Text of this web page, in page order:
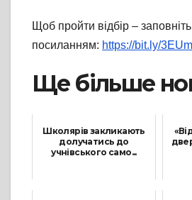
Щоб пройти відбір –
посиланням: https://bit.ly/
Ще більше
Школярів закликають
долучатись до
учнівського само...